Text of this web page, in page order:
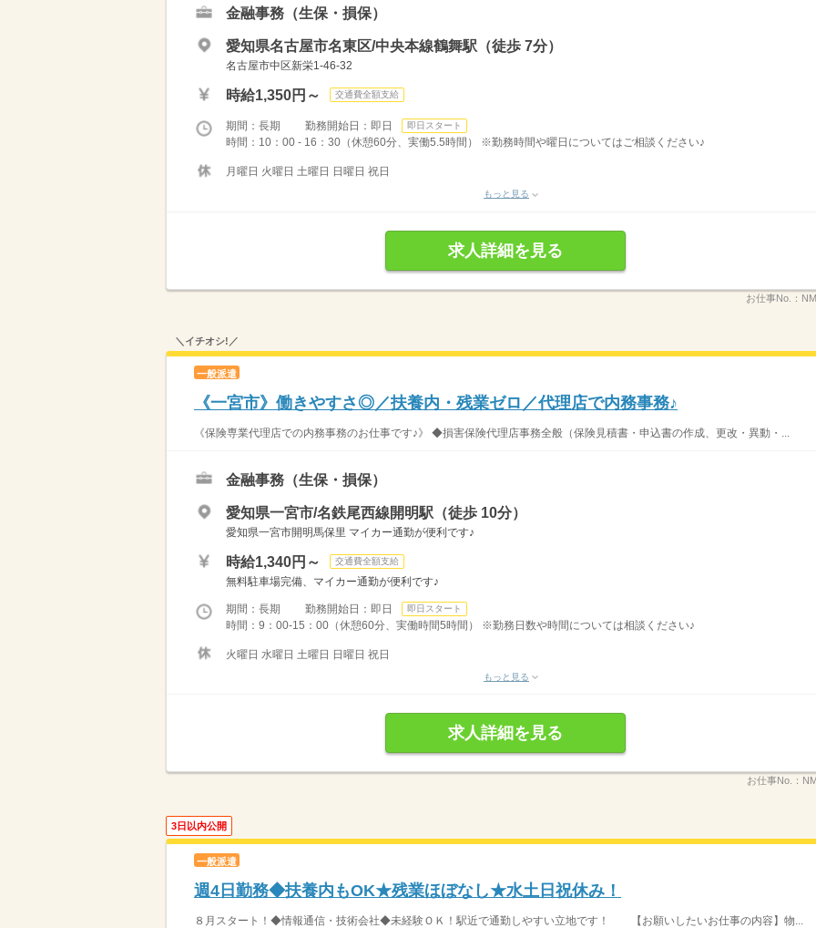
金融事務（生保・損保）
愛知県名古屋市名東区/中央本線鶴舞駅（徒歩 7分）
名古屋市中区新栄1-46-32
時給1,350円～ 交通費全額支給
期間：長期 勤務開始日：即日 即日スタート
時間：10：00 ‐ 16：30（休憩60分、実働5.5時間） ※勤務時間や曜日についてはご相談ください♪
月曜日 火曜日 土曜日 日曜日 祝日
もっと見る
求人詳細を見る
お仕事No.：
＼イチオシ!／
一般派遣
《一宮市》働きやすさ◎／扶養内・残業ゼロ／代理店で内務事務♪
《保険専業代理店での内務事務のお仕事です♪》 ◆損害保険代理店事務全般（保険見積書・申込書の作成、更改・異動・...
金融事務（生保・損保）
愛知県一宮市/名鉄尾西線開明駅（徒歩 10分）
愛知県一宮市開明馬保里 マイカー通勤が便利です♪
時給1,340円～ 交通費全額支給
無料駐車場完備、マイカー通勤が便利です♪
期間：長期 勤務開始日：即日 即日スタート
時間：9：00‐15：00（休憩60分、実働時間5時間） ※勤務日数や時間については相談ください♪
火曜日 水曜日 土曜日 日曜日 祝日
もっと見る
求人詳細を見る
お仕事No.：
3日以内公開
一般派遣
週4日勤務◆扶養内もOK★残業ほぼなし★水土日祝休み！
８月スタート！◆情報通信・技術会社◆未経験ＯＫ！駅近で通勤しやすい立地です！ 【お願いしたいお仕事の内容】物...